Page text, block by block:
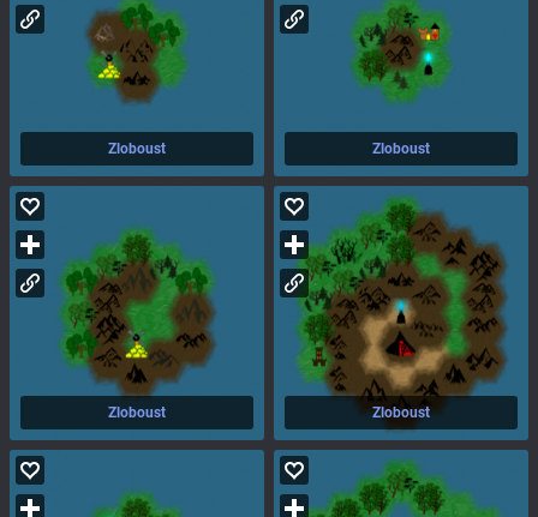
Zloboust Zloboust
Zloboust Zloboust